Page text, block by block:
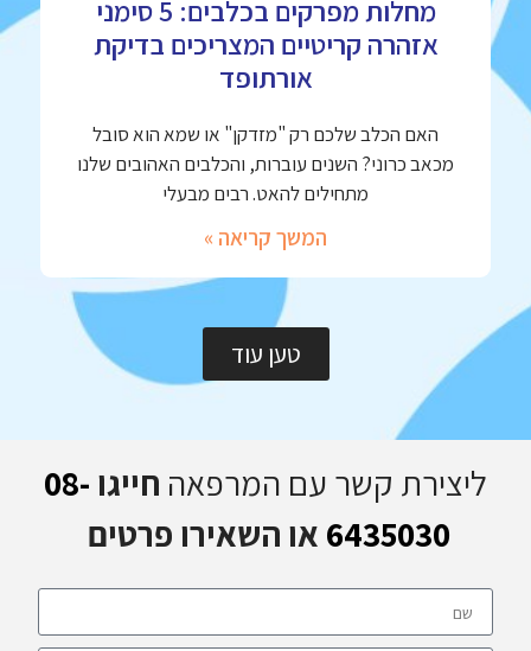
מחלות מפרקים בכלבים: 5 סימני
אזהרה קריטיים המצריכים בדיקת
אורתופד
האם הכלב שלכם רק "מזדקן" או שמא הוא סובל
מכאב כרוני? השנים עוברות, והכלבים האהובים שלנו
מתחילים להאט. רבים מבעלי
המשך קריאה »
טען עוד
ליצירת קשר עם המרפאה חייגו 08-
6435030 או השאירו פרטים